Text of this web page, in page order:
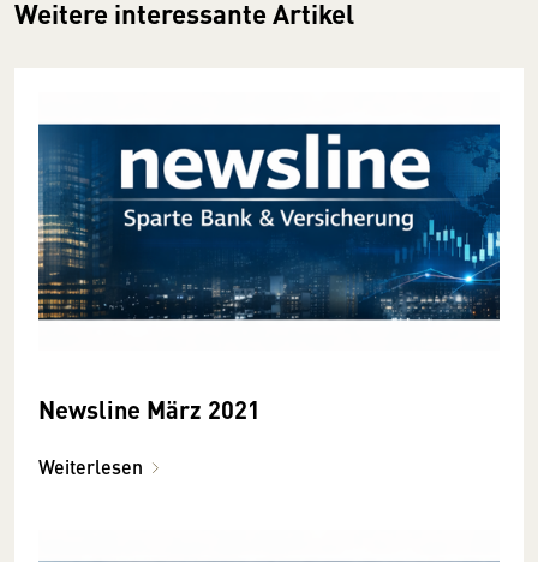
Weitere interessante Artikel
Newsline März 2021
Weiterlesen